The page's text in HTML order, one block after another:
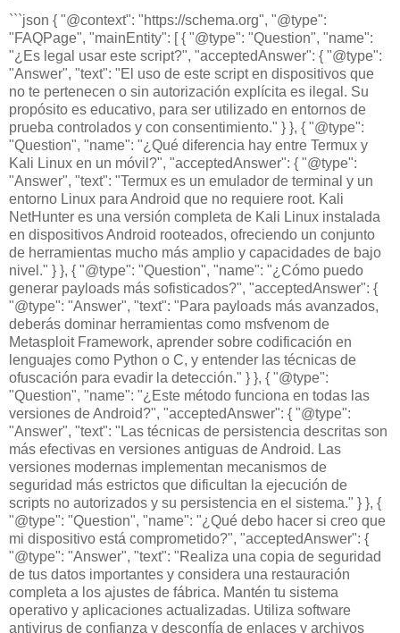
```json { "@context": "https://schema.org", "@type":
"FAQPage", "mainEntity": [ { "@type": "Question", "name":
"¿Es legal usar este script?", "acceptedAnswer": { "@type":
"Answer", "text": "El uso de este script en dispositivos que
no te pertenecen o sin autorización explícita es ilegal. Su
propósito es educativo, para ser utilizado en entornos de
prueba controlados y con consentimiento." } }, { "@type":
"Question", "name": "¿Qué diferencia hay entre Termux y
Kali Linux en un móvil?", "acceptedAnswer": { "@type":
"Answer", "text": "Termux es un emulador de terminal y un
entorno Linux para Android que no requiere root. Kali
NetHunter es una versión completa de Kali Linux instalada
en dispositivos Android rooteados, ofreciendo un conjunto
de herramientas mucho más amplio y capacidades de bajo
nivel." } }, { "@type": "Question", "name": "¿Cómo puedo
generar payloads más sofisticados?", "acceptedAnswer": {
"@type": "Answer", "text": "Para payloads más avanzados,
deberás dominar herramientas como msfvenom de
Metasploit Framework, aprender sobre codificación en
lenguajes como Python o C, y entender las técnicas de
ofuscación para evadir la detección." } }, { "@type":
"Question", "name": "¿Este método funciona en todas las
versiones de Android?", "acceptedAnswer": { "@type":
"Answer", "text": "Las técnicas de persistencia descritas son
más efectivas en versiones antiguas de Android. Las
versiones modernas implementan mecanismos de
seguridad más estrictos que dificultan la ejecución de
scripts no autorizados y su persistencia en el sistema." } }, {
"@type": "Question", "name": "¿Qué debo hacer si creo que
mi dispositivo está comprometido?", "acceptedAnswer": {
"@type": "Answer", "text": "Realiza una copia de seguridad
de tus datos importantes y considera una restauración
completa a los ajustes de fábrica. Mantén tu sistema
operativo y aplicaciones actualizadas. Utiliza software
antivirus de confianza y desconfía de enlaces y archivos